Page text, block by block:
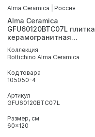
Alma Ceramica | Россия
Alma Ceramica
GFU60120BTC07L плитка
керамогранитная
Коллекция
Bottichino Alma Ceramica
Код товара
105050-4
Артикул
GFU60120BTC07L
Размер, см
60x120